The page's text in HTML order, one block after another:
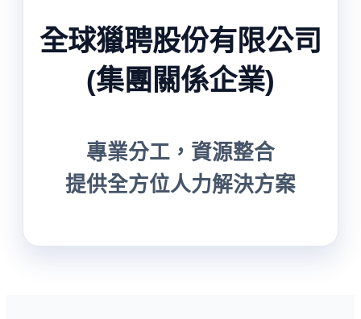
全球獵聘股份有限公司
(集團關係企業)
專業分工，資源整合
提供全方位人力解決方案